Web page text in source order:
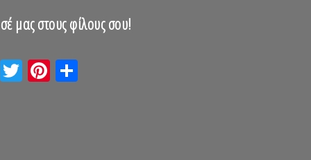
μας στους φίλους σου!
EmailTwitterPinterest